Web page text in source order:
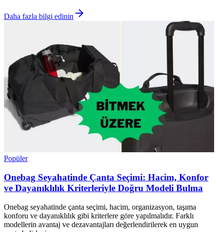
Daha fazla bilgi edinin
Popüler
Onebag Seyahatinde Çanta Seçimi: Hacim, Konfor
ve Dayanıklılık Kriterleriyle Doğru Modeli Bulma
Onebag seyahatinde çanta seçimi, hacim, organizasyon, taşıma
konforu ve dayanıklılık gibi kriterlere göre yapılmalıdır. Farklı
modellerin avantaj ve dezavantajları değerlendirilerek en uygun